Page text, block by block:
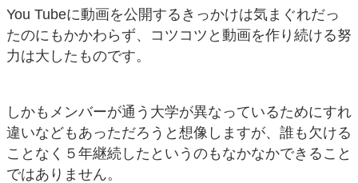
You Tubeに動画を公開するきっかけは気まぐれだっ
たのにもかかわらず、コツコツと動画を作り続ける努
力は大したものです。
しかもメンバーが通う大学が異なっているためにすれ
違いなどもあっただろうと想像しますが、誰も欠ける
ことなく５年継続したというのもなかなかできること
ではありません。